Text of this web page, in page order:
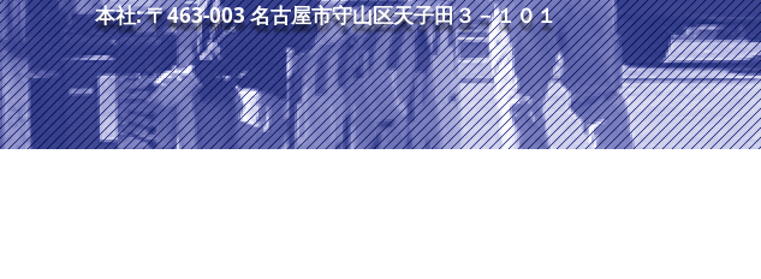
本社: 〒463-003 名古屋市守山区天子田３－１０１